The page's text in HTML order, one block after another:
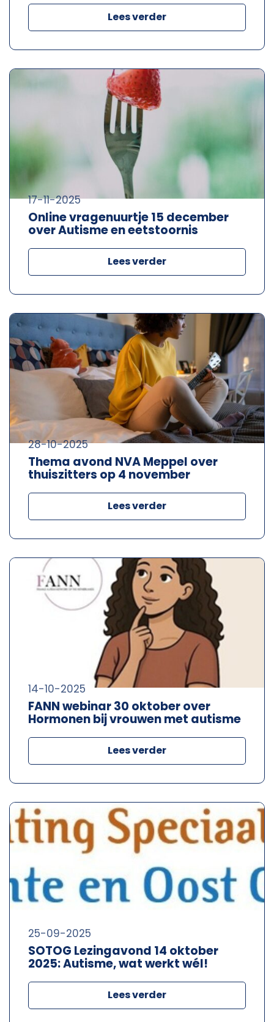
Lees verder
Online vragenuurtje 15 december
over Autisme en eetstoornis
17-11-2025
Lees verder
Thema avond NVA Meppel over
thuiszitters op 4 november
28-10-2025
Lees verder
FANN webinar 30 oktober over
Hormonen bij vrouwen met autisme
14-10-2025
Lees verder
SOTOG Lezingavond 14 oktober
2025: Autisme, wat werkt wél!
25-09-2025
Lees verder